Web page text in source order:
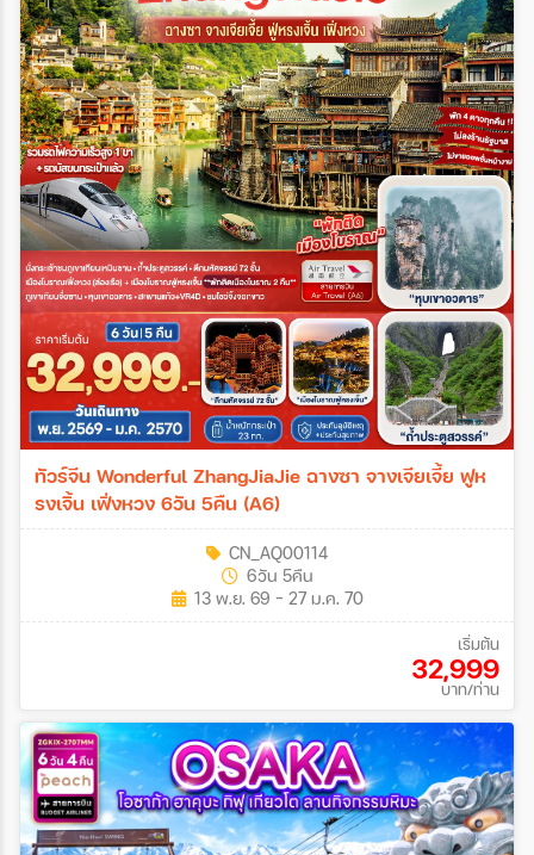
ทัวร์จีน Wonderful ZhangJiaJie ฉางซา จางเจียเจี้ย ฟูห
รงเจิ้น เฟิ่งหวง 6วัน 5คืน (A6)
CN_AQ00114
6วัน 5คืน
13 พ.ย. 69 - 27 ม.ค. 70
เริ่มต้น
32,999
บาท/ท่าน